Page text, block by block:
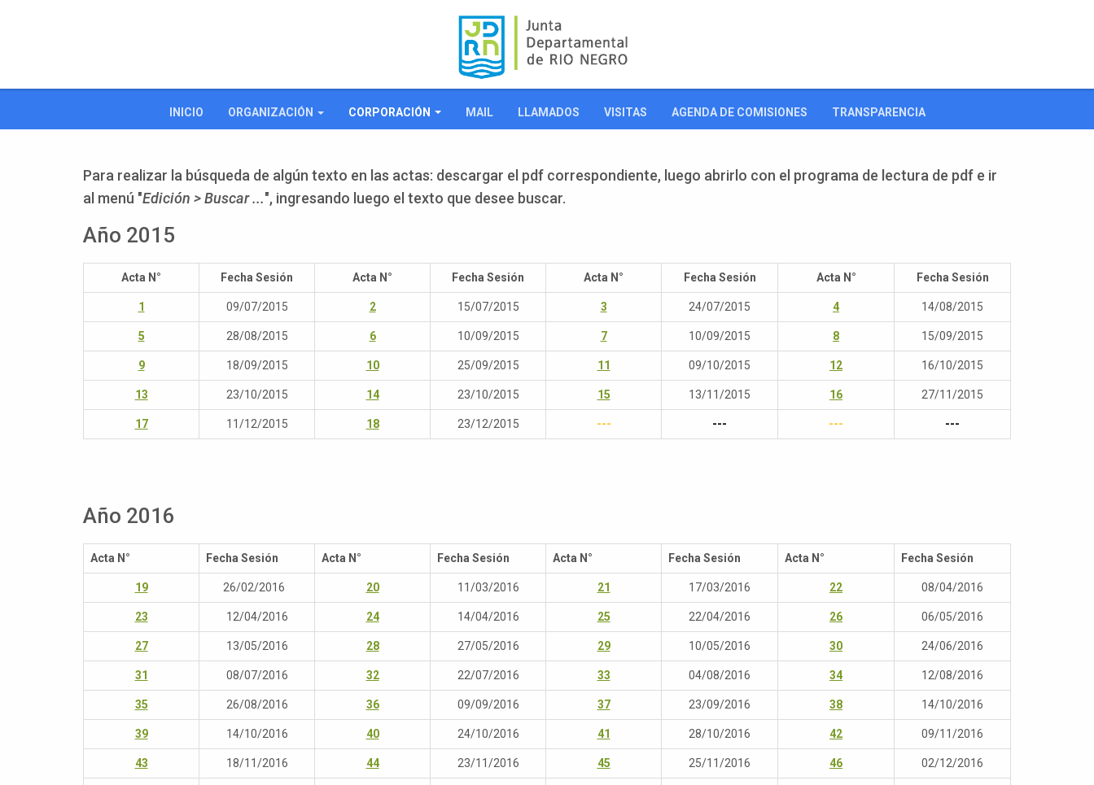
INICIO ORGANIZACIÓN CORPORACIÓN MAIL LLAMADOS VISITAS AGENDA DE COMISIONES TRANSPARENCIA
Para realizar la búsqueda de algún texto en las actas: descargar el pdf correspondiente, luego abrirlo con el programa de lectura de pdf e ir
al menú "Edición > Buscar ...", ingresando luego el texto que desee buscar.
Año 2015
Acta N° Fecha Sesión Acta N° Fecha Sesión Acta N° Fecha Sesión Acta N° Fecha Sesión
1 09/07/2015 2 15/07/2015 3 24/07/2015 4 14/08/2015
5 28/08/2015 6 10/09/2015 7 10/09/2015 8 15/09/2015
9 18/09/2015 10 25/09/2015 11 09/10/2015 12 16/10/2015
13 23/10/2015 14 23/10/2015 15 13/11/2015 16 27/11/2015
17 11/12/2015 18 23/12/2015 --- --- --- ---
Año 2016
Acta N° Fecha Sesión Acta N° Fecha Sesión Acta N° Fecha Sesión Acta N° Fecha Sesión
19 26/02/2016 20 11/03/2016 21 17/03/2016 22 08/04/2016
23 12/04/2016 24 14/04/2016 25 22/04/2016 26 06/05/2016
27 13/05/2016 28 27/05/2016 29 10/05/2016 30 24/06/2016
31 08/07/2016 32 22/07/2016 33 04/08/2016 34 12/08/2016
35 26/08/2016 36 09/09/2016 37 23/09/2016 38 14/10/2016
39 14/10/2016 40 24/10/2016 41 28/10/2016 42 09/11/2016
43 18/11/2016 44 23/11/2016 45 25/11/2016 46 02/12/2016